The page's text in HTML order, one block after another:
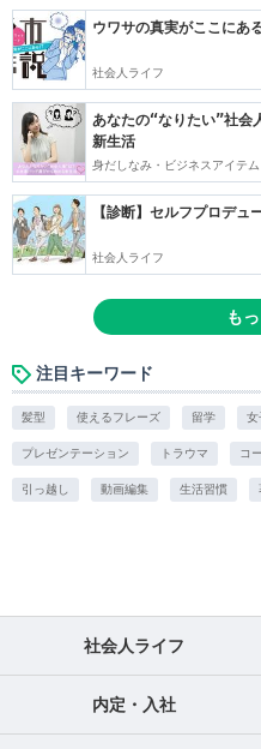
ウワサの真実がここに
社会人ライフ
あなたの“なりたい”社会
新生活
身だしなみ・ビジネスアイテム
【診断】セルフプロデ
社会人ライフ
も
注目キーワード
髪型 使えるフレーズ 留学 女
プレゼンテーション トラウマ コ
引っ越し 動画編集 生活習慣
社会人ライフ
内定・入社